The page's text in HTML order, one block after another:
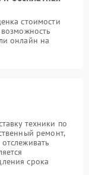
стоимости
онлайн на
техники по
ремонт,
срока